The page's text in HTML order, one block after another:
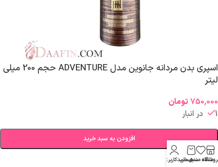
علاقه مندیسبد خرید
حساب کاربری من
اسپری بدن مردانه جانوین مدل ADVENTURE حجم 200 میلی
لیتر
750,000 تومان
1 در انبار
افزودن به سبد خرید